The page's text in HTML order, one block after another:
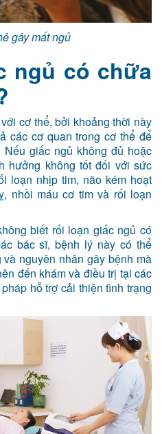
gây mất ngủ
ngủ có chữa
cơ thể, bởi khoảng thời này
các cơ quan trong cơ thể để
giấc ngủ không đủ hoặc
hưởng không tốt đối với sức
loạn nhịp tim, não kém hoạt
nhồi máu cơ tim và rối loạn
biết rối loạn giấc ngủ có
bác sĩ, bệnh lý này có thể
nguyên nhân gây bệnh mà
đến khám và điều trị tại các
hỗ trợ cải thiện tình trạng